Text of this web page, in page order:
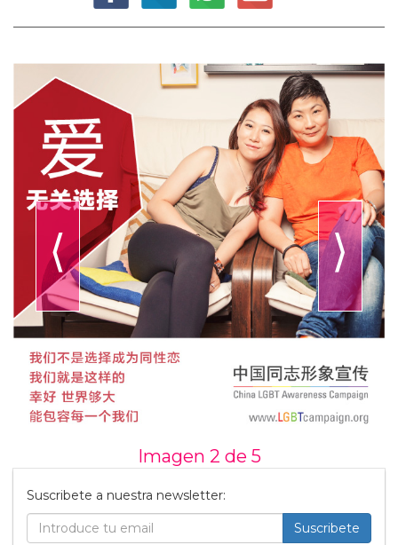
⟨ ⟩
Imagen 2 de 5
Suscribete a nuestra newsletter:
Suscribete